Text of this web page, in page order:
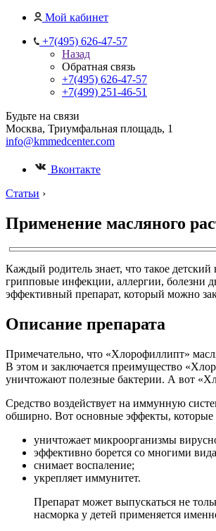
Мой кабинет
+7(495) 626-47-57
Назад
Обратная связь
+7(495) 626-47-57
+7(499) 251-46-51
Будьте на связи
Москва, Триумфальная площадь, 1
info@kmmedcenter.com
Вконтакте
Статьи ›
Применение масляного
Каждый родитель знает, что такое
грипповые инфекции, аллергии, болезни
эффективный препарат, который можно
Описание препарата
Примечательно, что «Хлорофиллипт»
В этом и заключается преимущество
уничтожают полезные бактерии. А вот
Средство воздействует на иммунную
обширно. Вот основные эффекты, которые
уничтожает микроорганизмы
эффективно борется со многими
снимает воспаление;
укрепляет иммунитет.
Препарат может выпускаться не
насморка у детей применяется